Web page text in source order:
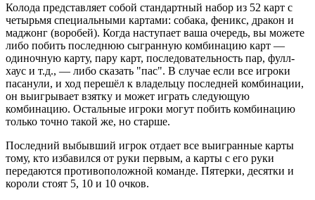
Колода представляет собой стандартный набор из 52 карт с
четырьмя специальными картами: собака, феникс, дракон и
маджонг (воробей). Когда наступает ваша очередь, вы можете
либо побить последнюю сыгранную комбинацию карт —
одиночную карту, пару карт, последовательность пар, фулл-
хаус и т.д., — либо сказать "пас". В случае если все игроки
пасанули, и ход перешёл к владельцу последней комбинации,
он выигрывает взятку и может играть следующую
комбинацию. Остальные игроки могут побить комбинацию
только точно такой же, но старше.
Последний выбывший игрок отдает все выигранные карты
тому, кто избавился от руки первым, а карты с его руки
передаются противоположной команде. Пятерки, десятки и
короли стоят 5, 10 и 10 очков.